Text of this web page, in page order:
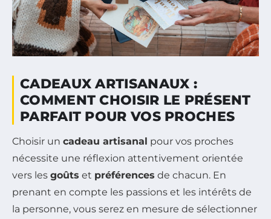
CADEAUX ARTISANAUX :
COMMENT CHOISIR LE PRÉSENT
PARFAIT POUR VOS PROCHES
Choisir un cadeau artisanal pour vos proches
nécessite une réflexion attentivement orientée
vers les goûts et préférences de chacun. En
prenant en compte les passions et les intérêts de
la personne, vous serez en mesure de sélectionner